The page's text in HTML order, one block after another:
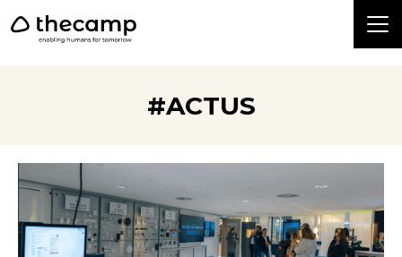
#ACTUS